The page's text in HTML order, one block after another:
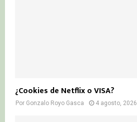
¿Cookies de Netflix o VISA?
Por Gonzalo Royo Gasca 4 agosto, 2026